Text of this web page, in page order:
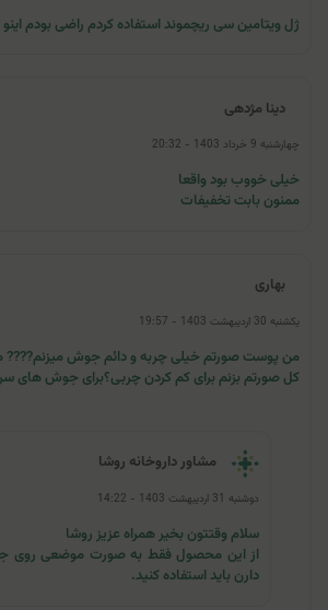
ژل ویتامین سی ریچموند استفاده کردم راضی بودم
دینا مژدهی
چهارشنبه 9 خرداد 1403 - 20:32
خیلی خووب بود واقعا
ممنون بابت تخفیفات
بهاری
یکشنبه 30 اردیبهشت 1403 - 19:57
من پوست صورتم خیلی چربه و دائم جوش میزنم????
کل صورتم بزنم برای کم کردن چربی؟برای جوش های
مشاور داروخانه روشا
دوشنبه 31 اردیبهشت 1403 - 14:22
سلام وقتتون بخیر همراه عزیز روشا
از این محصول فقط به صورت موضعی روی
دارن باید استفاده کنید.